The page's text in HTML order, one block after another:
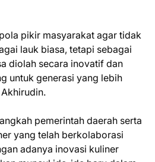
pikir masyarakat agar tidak
lauk biasa, tetapi sebagai
diolah secara inovatif dan
untuk generasi yang lebih
pemerintah daerah serta
yang telah berkolaborasi
adanya inovasi kuliner